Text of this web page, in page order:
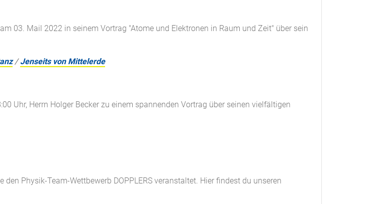
03. Mail 2022 in seinem Vortrag "Atome und Elektronen in Raum und Zeit" über sein
/Jenseits von Mittelerde
Uhr, Herrn Holger Becker zu einem spannenden Vortrag über seinen vielfältigen
Physik-Team-Wettbewerb DOPPLERS veranstaltet. Hier findest du unseren